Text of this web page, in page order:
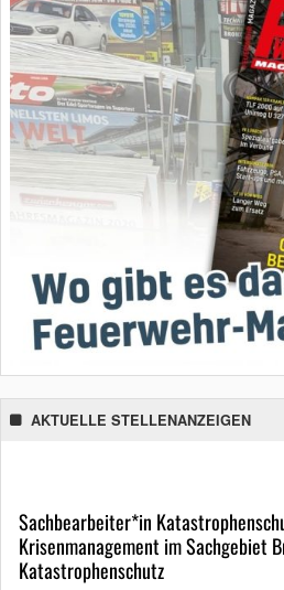
AKTUELLE STELLENANZEIGEN
Sachbearbeiter*in
Krisenmanagement im Sachgebiet
Katastrophenschutz